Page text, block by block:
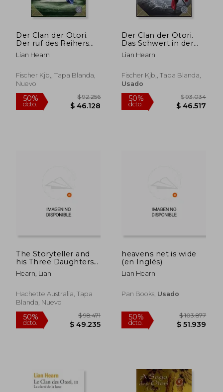
50% $ 83.341 50%
50% $ 129.603 50%
dcto.
$
Der Clan der Otori.
Der ruf des Reihers
(en Alemán)
Lian Hearn
Fischer Kjb,, Tapa Blanda,
Nuevo
Der Clan der Otori.
Das Schwert in der
Stille (en Alemán)
Lian Hearn
Fischer Kjb,, Tapa Blanda,
Usado
The Storyteller and
his Three Daughters
(en Inglés)
Hearn, Lian
Hachette Australia, Tapa
Blanda, Nuevo
heavens net is wide
(en Inglés)
Lian Hearn
Pan Books, Usado